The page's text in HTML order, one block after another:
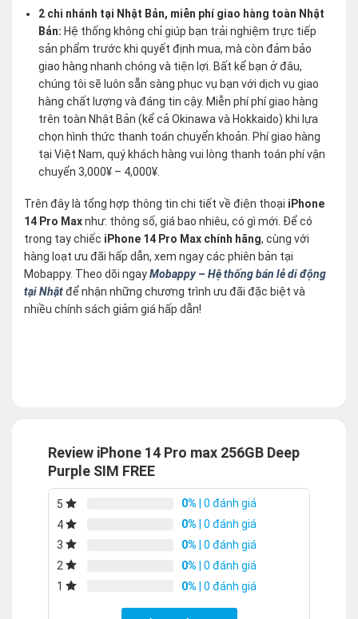
2 chi nhánh tại Nhật Bản, miễn phí giao hàng toàn Nhật
Bản: Hệ thống không chỉ giúp bạn trải nghiệm trực tiếp
sản phẩm trước khi quyết định mua, mà còn đảm bảo
giao hàng nhanh chóng và tiện lợi. Bất kể bạn ở đâu,
chúng tôi sẽ luôn sẵn sàng phục vụ bạn với dịch vụ giao
hàng chất lượng và đáng tin cậy. Miễn phí phí giao hàng
trên toàn Nhật Bản (kể cả Okinawa và Hokkaido) khi lựa
chọn hình thức thanh toán chuyển khoản. Phí giao hàng
tại Việt Nam, quý khách hàng vui lòng thanh toán phí vận
chuyển 3,000¥ – 4,000¥.
Trên đây là tổng hợp thông tin chi tiết về điện thoại iPhone
14 Pro Maxnhư: thông số, giá bao nhiêu, có gì mới. Để có
trong tay chiếc iPhone 14 Pro Max chính hãng, cùng với
hàng loạt ưu đãi hấp dẫn, xem ngay các phiên bản tại
Mobappy. Theo dõi ngayMobappy – Hệ thống bán lẻ di động
tại Nhậtđể nhận những chương trình ưu đãi đặc biệt và
nhiều chính sách giảm giá hấp dẫn!
Review iPhone 14 Pro max 256GB Deep
Purple SIM FREE
5 0% | 0 đánh giá
4
0% | 0 đánh giá
3
0% | 0 đánh giá
2
0% | 0 đánh giá
1
0% | 0 đánh giá